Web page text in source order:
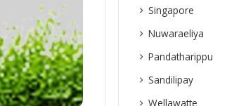
Singapore
Nuwaraeliya
Pandatharippu
Sandilipay
Wellawatte